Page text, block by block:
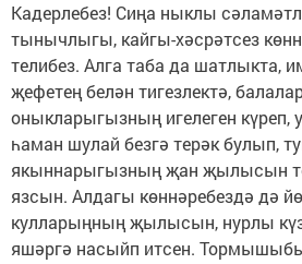
Кадерлебез! Сиңа ныклы
тынычлыгы, кайгы-хәсрәтсез
телибез. Алга таба да шатлыкта,
җефетең белән тигезлектә,
оныкларыгызның игелеген
һаман шулай безгә терәк булып,
якыннарыгызның җан җылысын
язсын. Алдагы көннәребездә дә
кулларыңның җылысын, нурлы
яшәргә насыйп итсен.